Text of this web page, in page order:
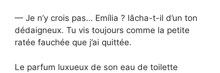
— Je n’y crois pas… Emília ? lâcha-t-il d’un ton
dédaigneux. Tu vis toujours comme la petite
ratée fauchée que j’ai quittée.
Le parfum luxueux de son eau de toilette